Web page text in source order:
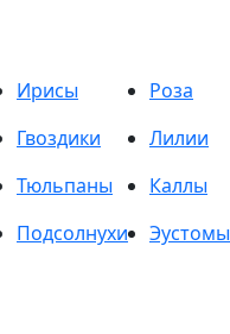
Ирисы
Роза
Гвоздики
Лилии
Тюльпаны
Каллы
Подсолнухи
Эустомы